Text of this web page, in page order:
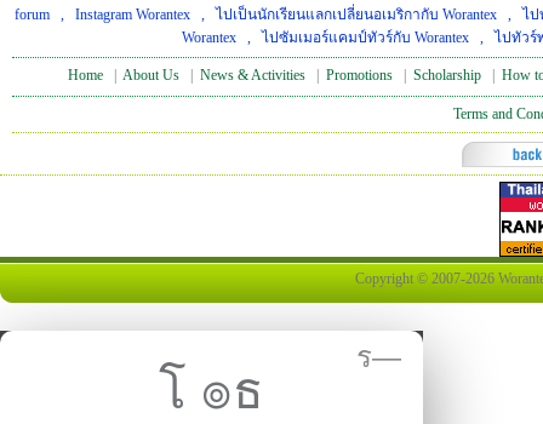
forum , Instagram Worantex , ไปเป็นนักเรียนแลกเปลี่ยนอเมริกากับ Worantex , ไป
Worantex, ไปซัมเมอร์แคมป์ทัวร์กับ Worantex, ไปทัวร์
Home About Us News & Activities Promotions Scholarship How
Terms and
Copyright © 2007-2026
โ ๏ธ
ร—